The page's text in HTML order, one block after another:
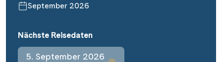
September 2026
Nächste Reisedaten
5. September 2026